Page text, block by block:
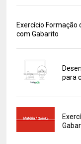
Exercício Formação
com Gabarito
para